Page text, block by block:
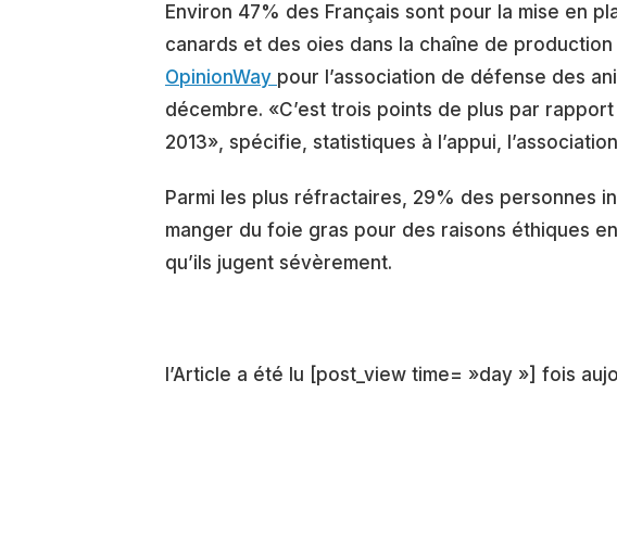
Environ 47% des Français sont pour la mise en
canards et des oies dans la chaîne de
OpinionWay pour l’association de défense des
décembre. «C’est trois points de plus par
2013», spécifie, statistiques à l’appui,
Parmi les plus réfractaires, 29% des personnes
manger du foie gras pour des raisons éthiques
qu’ils jugent sévèrement.
l’Article a été lu [post_view time= »day »] fois